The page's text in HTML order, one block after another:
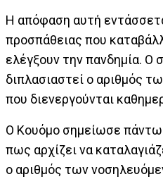
Η απόφαση αυτή
προσπάθειας που
ελέγξουν την πανδημία. Ο
διπλασιαστεί ο αριθμός
που διενεργούνται
Ο Κουόμο σημείωσε
πως αρχίζει να
ο αριθμός των